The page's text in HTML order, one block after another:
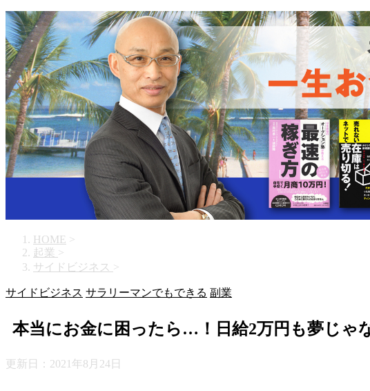
HOME >
起業 >
サイドビジネス >
サイドビジネス サラリーマンでもできる 副業
本当にお金に困ったら…！日給2万円も夢じゃ
更新日： 2021年8月24日